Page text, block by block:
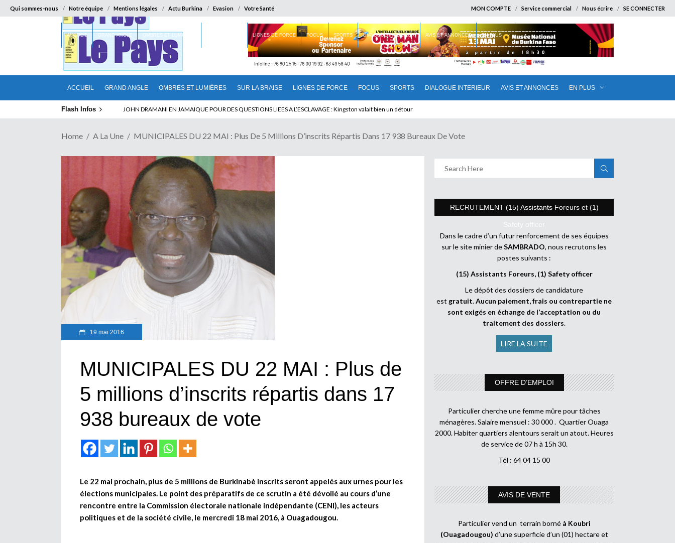
Qui sommes-nous Notre équipe Mentions légales Actu Burkina Evasion Votre Santé MON COMPTE Service commercial Nous écrire SE CONNECTER
ACCUEIL GRAND ANGLE OMBRES ET LUMIÈRES SUR LA BRAISE LIGNES DE FORCE FOCUS SPORTS DIALOGUE INTERIEUR AVIS ET ANNONCES EN PLUS
ACCUEIL GRAND ANGLE OMBRES ET LUMIÈRES LIGNES DE FORCE FOCUS SPORTS DIALOGUE INTERIEUR AVIS ET ANNONCES EN PLUS
Flash Infos ELECTION DE TALON A LA TETE DU SENAT BENINOIS : Quand Patrice quitte le pouvoir sans partir !
Home A La Une MUNICIPALES DU 22 MAI : Plus De 5 Millions D’inscrits Répartis Dans 17 938 Bureaux De Vote
19 mai 2016
MUNICIPALES DU 22 MAI : Plus de
5 millions d’inscrits répartis dans 17
938 bureaux de vote
Le 22 mai prochain, plus de 5 millions de Burkinabè inscrits seront appelés aux urnes pour les
élections municipales. Le point des préparatifs de ce scrutin a été dévoilé au cours d’une
rencontre entre la Commission électorale nationale indépendante (CENI), les acteurs
politiques et de la société civile, le mercredi 18 mai 2016, à Ouagadougou.
RECRUTEMENT (15) Assistants Foreurs et (1)
Safety officer
Dans le cadre d’un futur renforcement de ses équipes
sur le site minier deSAMBRADO, nous recrutons les
postes suivants :
(15) Assistants Foreurs, (1) Safety officer
Le dépôt des dossiers de candidature
est gratuit.Aucun paiement, frais ou contrepartie ne
sont exigés en échange de l’acceptation ou du
traitement des dossiers.
LIRE LA SUITE
OFFRE D’EMPLOI
Particulier cherche une femme mûre pour tâches
ménagères. Salaire mensuel : 30 000 . Quartier Ouaga
2000. Habiter quartiers alentours serait un atout. Heures
de service de 07 h à 15h 30.
Tél : 64 04 15 00
AVIS DE VENTE
Particulier vend un terrain borné à Koubri
(Ouagadougou) d’une superficie d’un (01) hectare et